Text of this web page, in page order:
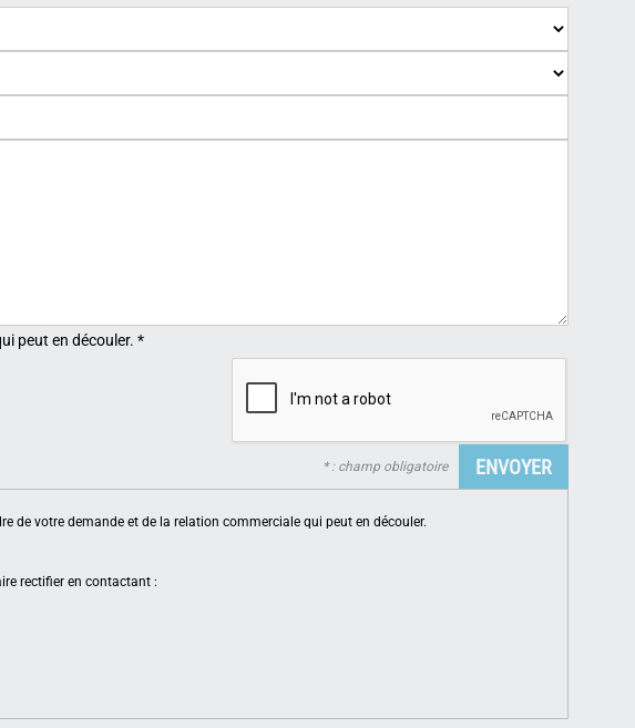
peut en découler. *
* : champ obligatoire
de votre demande et de la relation commerciale qui peut en découler.
rectifier en contactant :